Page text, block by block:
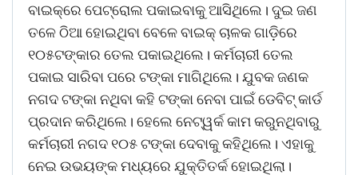
ବାଇକ୍‌ରେ ପେଟ୍ରୋଲ ପକାଇବାକୁ ଆସିଥିଲେ। ଦୁଇ ଜଣ
ତଳେ ଠିଆ ହୋଇଥିବା ବେଳେ ବାଇକ୍‌ ଚାଳକ ଗାଡ଼ିରେ
୧୦୫ଟଙ୍କାର ତେଲ ପକାଇଥିଲେ। କର୍ମଚାରୀ ତେଲ
ପକାଇ ସାରିବା ପରେ ଟଙ୍କା ମାଗିଥିଲେ। ଯୁବକ ଜଣକ
ନଗଦ ଟଙ୍କା ନଥିବା କହି ଟଙ୍କା ନେବା ପାଇଁ ଡେବିଟ୍‌ କାର୍ଡ
ପ୍ରଦାନ କରିଥିଲେ। ହେଲେ ନେଟ୍‌ୱର୍କ କାମ କରୁନଥିବାରୁ
କର୍ମଚାରୀ ନଗଦ ୧୦୫ ଟଙ୍କା ଦେବାକୁ କହିଥିଲେ। ଏହାକୁ
ନେଇ ଉଭୟଙ୍କ ମଧ୍ୟରେ ଯୁକ୍ତିତର୍କ ହୋଇଥିଲା।